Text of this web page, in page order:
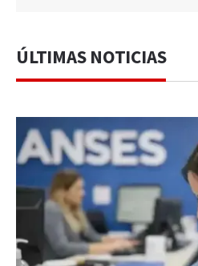
ÚLTIMAS NOTICIAS